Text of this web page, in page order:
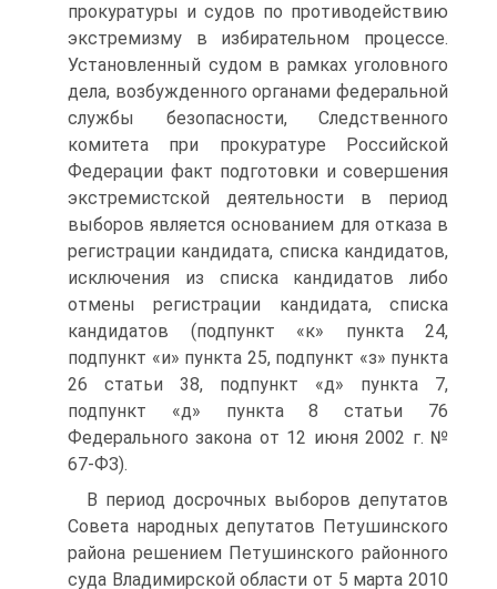
прокуратуры и судов по противодействию
экстремизму в избирательном процессе.
Установленный судом в рамках уголовного
дела, возбужденного органами федеральной
службы безопасности, Следственного
комитета при прокуратуре Российской
Федерации факт подготовки и совершения
экстремистской деятельности в период
выборов является основанием для отказа в
регистрации кандидата, списка кандидатов,
исключения из списка кандидатов либо
отмены регистрации кандидата, списка
кандидатов (подпункт «к» пункта 24,
подпункт «и» пункта 25, подпункт «з» пункта
26 статьи 38, подпункт «д» пункта 7,
подпункт «д» пункта 8 статьи 76
Федерального закона от 12 июня 2002 г. №
67-ФЗ).
В период досрочных выборов депутатов
Совета народных депутатов Петушинского
района решением Петушинского районного
суда Владимирской области от 5 марта 2010